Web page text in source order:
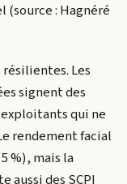
: Hagnéré
Les
signent des
exploitants qui ne
rendement facial
%), mais la